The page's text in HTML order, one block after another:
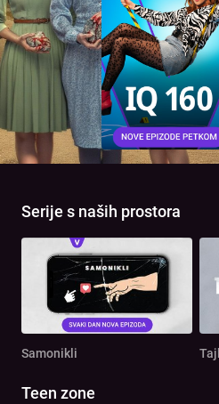
Serije s naših prostora
Samonikli
Teen zone